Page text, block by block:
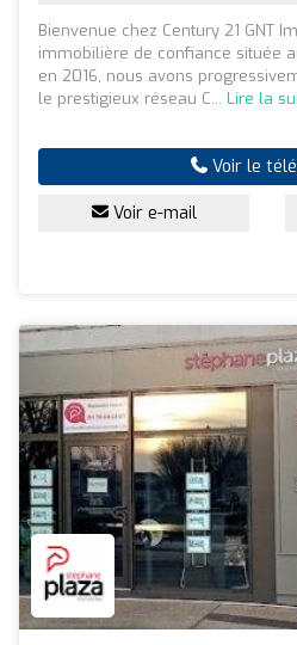
Bienvenue chez Century 21 GNT
immobilière de confiance située
en 2016, nous avons
le prestigieux réseau C... Lire la
Voir le
Voir e-mail